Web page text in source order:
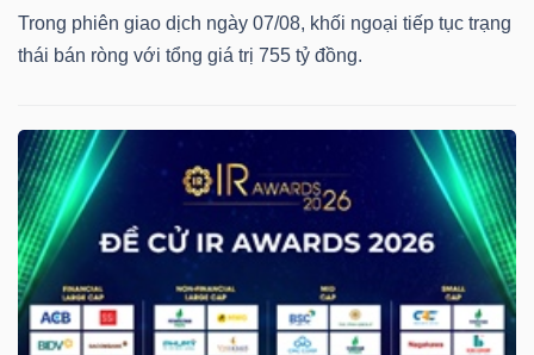
Trong phiên giao dịch ngày 07/08, khối ngoại tiếp tục trạng
thái bán ròng với tổng giá trị 755 tỷ đồng.
NGHỆ
THÔNG
DỊCH
VỤ
TRUYỀN
THÔNG